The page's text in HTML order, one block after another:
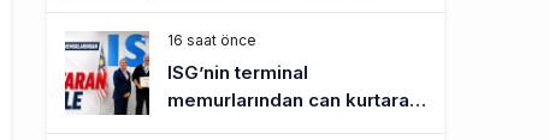
16 saat önce
ISG’nin terminal
memurlarından can kurtaran
hamle